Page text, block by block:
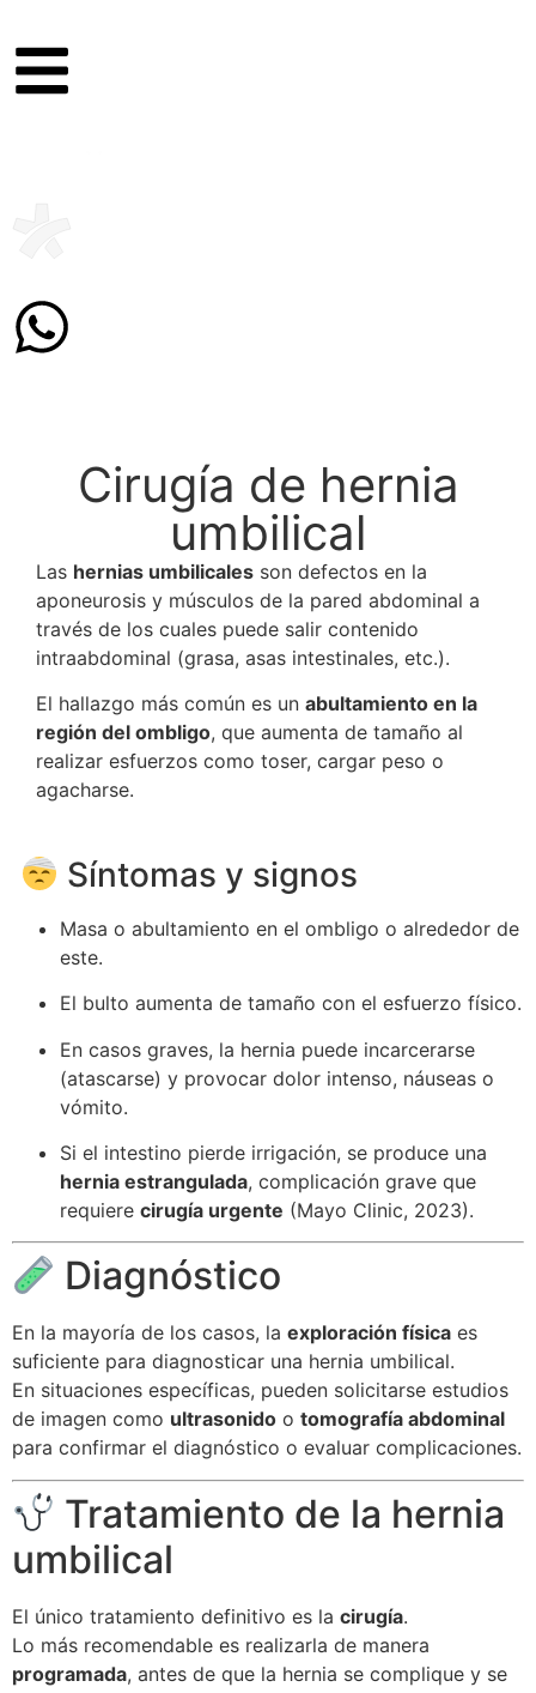
Cirugía de hernia
umbilical
Las hernias umbilicales son defectos en la
aponeurosis y músculos de la pared abdominal a
través de los cuales puede salir contenido
intraabdominal (grasa, asas intestinales, etc.).
El hallazgo más común es un abultamiento en la
región del ombligo, que aumenta de tamaño al
realizar esfuerzos como toser, cargar peso o
agacharse.
Síntomas y signos
Masa o abultamiento en el ombligo o alrededor de
este.
El bulto aumenta de tamaño con el esfuerzo físico.
En casos graves, la hernia puede incarcerarse
(atascarse) y provocar dolor intenso, náuseas o
vómito.
Si el intestino pierde irrigación, se produce una
hernia estrangulada, complicación grave que
requiere cirugía urgente (Mayo Clinic, 2023).
Diagnóstico
En la mayoría de los casos, la exploración física es
suficiente para diagnosticar una hernia umbilical.
En situaciones específicas, pueden solicitarse estudios
de imagen como ultrasonido o tomografía abdominal
para confirmar el diagnóstico o evaluar complicaciones.
Tratamiento de la hernia
umbilical
El único tratamiento definitivo es la cirugía.
Lo más recomendable es realizarla de manera
programada, antes de que la hernia se complique y se